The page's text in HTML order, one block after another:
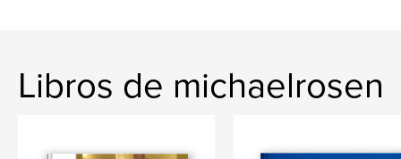
Libros de michaelrosen